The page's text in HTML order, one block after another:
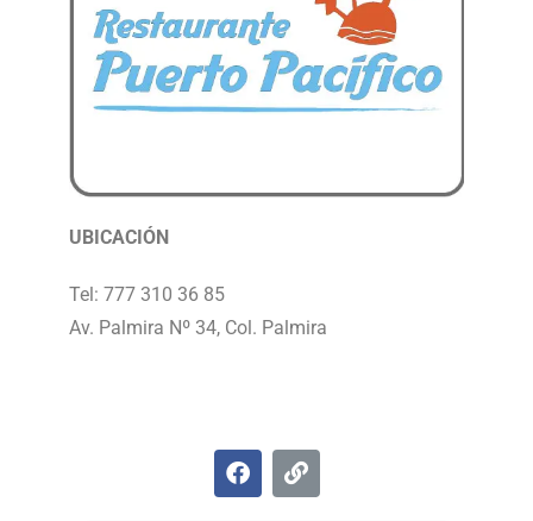
UBICACIÓN
Tel: 777 310 36 85
Av. Palmira Nº 34, Col. Palmira